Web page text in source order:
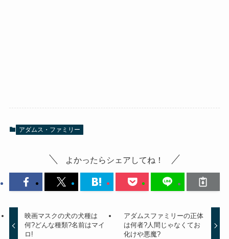
アダムス・ファミリー
よかったらシェアしてね！
映画マスクの犬の犬種は
何?どんな種類?名前はマイ
ロ!
アダムスファミリーの正体
は何者?人間じゃなくてお
化けや悪魔?